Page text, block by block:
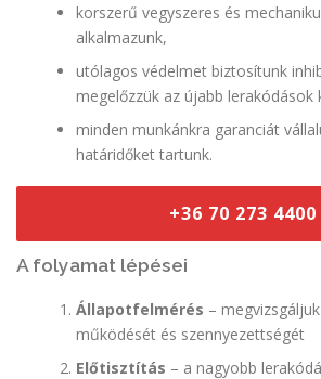
korszerű vegyszeres és
alkalmazunk,
utólagos védelmet biztosítunk
megelőzzük az újabb lerakódások
minden munkánkra garanciát
határidőket tartunk.
+36 70 273 4400
A folyamat lépései
Állapotfelmérés –
működését és szennyezettségét
Előtisztítás – a nagyobb